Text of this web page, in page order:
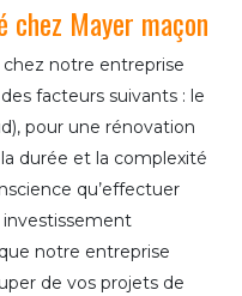
chez Mayer maçon
chez notre entreprise
facteurs suivants : le
pour une rénovation
durée et la complexité
qu’effectuer
notre entreprise
de vos projets de